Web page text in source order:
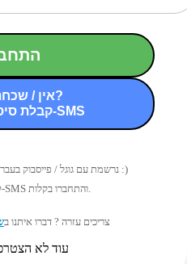
אין / שכחת סיסמה?
קבלת סיסמה חדשה ב-SMS
נרשמת עם גוגל / פייסבוק בעבר? מעכשיו מתחברים עם טלפון :)
קבלו סיסמה חדשה ב-SMS והתחברו בקלות.
צריכים עזרה ? דברו איתנו ב
עוד לא